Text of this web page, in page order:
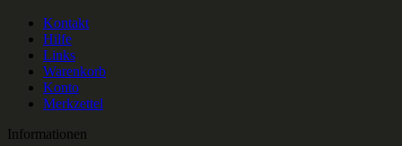
Kontakt
Hilfe
Links
Warenkorb
Konto
Merkzettel
Informationen